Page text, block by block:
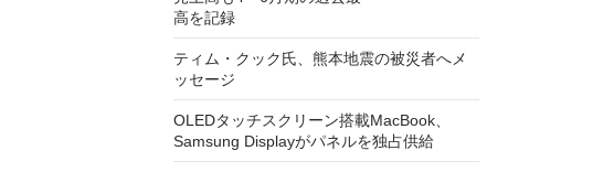
高を記録
ティム・クック氏、熊本地震の被災者へメ
ッセージ
OLEDタッチスクリーン搭載MacBook、
Samsung Displayがパネルを独占供給